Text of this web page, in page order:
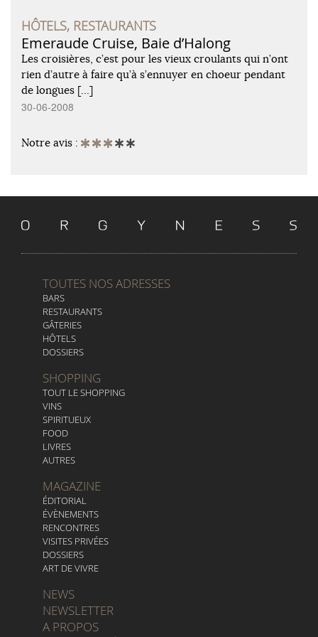
HÔTELS, RESTAURANTS
Emeraude Cruise, Baie d’Halong
Les croisières, c’est pour les vieux croulants qui n’ont
rien d’autre à faire qu’à s’ennuyer en choeur pendant
de longues […]
30-06-2008
Notre avis :
TOUTES NOS ADRESSES
BARS
RESTAURANTS
GÂTERIES
HÔTELS
DOSSIERS
SHOPPING
TOUT LE SHOPPING
VINS
SPIRITUEUX
FOOD
LIVRES
AUTRES
MAGAZINE
ÉDITORIAL
ÉVÈNEMENTS
RENCONTRES
VISITES PRIVÉES
DOSSIERS
ART DE VIVRE
NEWS
NEWSLETTER
A PROPOS